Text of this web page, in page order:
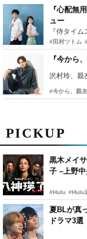
PICKUP
黒木メイ
子 –上野中
#Hulu #Hulu
夏BLが真
ドラマ3選
『心配無
ュー
#田村ツトム
『今から
沢村玲、親
#今から、親